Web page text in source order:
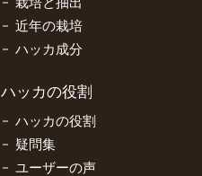
近年の栽培
ハッカ成分
ハッカの役割
ハッカの役割
疑問集
ユーザーの声